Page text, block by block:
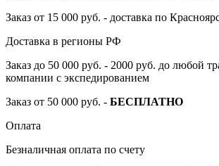
Заказ от 15 000 руб. - доставка по
Доставка в регионы РФ
Заказ до 50 000 руб. - 2000 руб. до любой
компании с экспедированием
Заказ от 50 000 руб. - БЕСПЛАТНО
Оплата
Безналичная оплата по счету